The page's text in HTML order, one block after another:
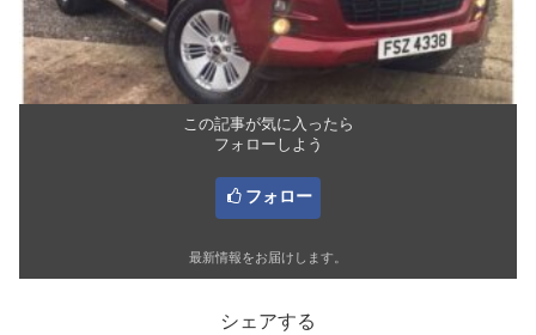
この記事が気に入ったら
フォローしよう
フォロー
最新情報をお届けします。
シェアする